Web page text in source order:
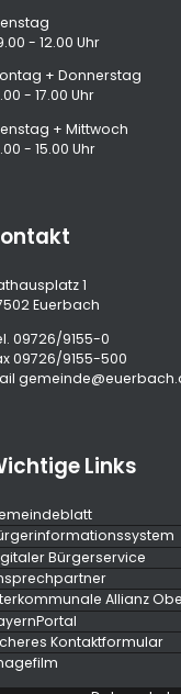
- 12.00 Uhr
+ Donnerstag
- 17.00 Uhr
+ Mittwoch
- 15.00 Uhr
1
Euerbach
09726/9155-0
09726/9155-500
Links
Bürgerservice
Allianz
Kontaktformular